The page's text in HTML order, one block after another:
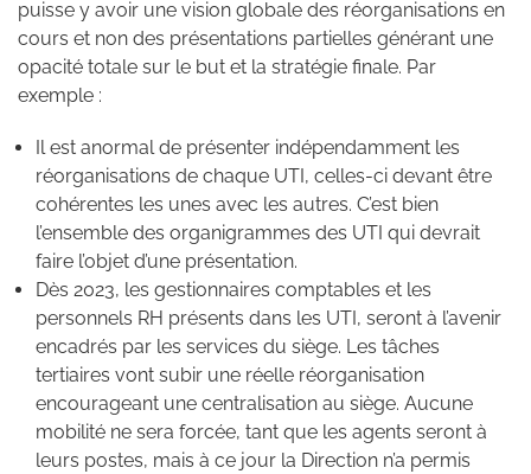
puisse y avoir une vision globale des réorganisations en
cours et non des présentations partielles générant une
opacité totale sur le but et la stratégie finale. Par
exemple :
Il est anormal de présenter indépendamment les
réorganisations de chaque UTI, celles-ci devant être
cohérentes les unes avec les autres. C’est bien
l’ensemble des organigrammes des UTI qui devrait
faire l’objet d’une présentation.
Dès 2023, les gestionnaires comptables et les
personnels RH présents dans les UTI, seront à l’avenir
encadrés par les services du siège. Les tâches
tertiaires vont subir une réelle réorganisation
encourageant une centralisation au siège. Aucune
mobilité ne sera forcée, tant que les agents seront à
leurs postes, mais à ce jour la Direction n’a permis